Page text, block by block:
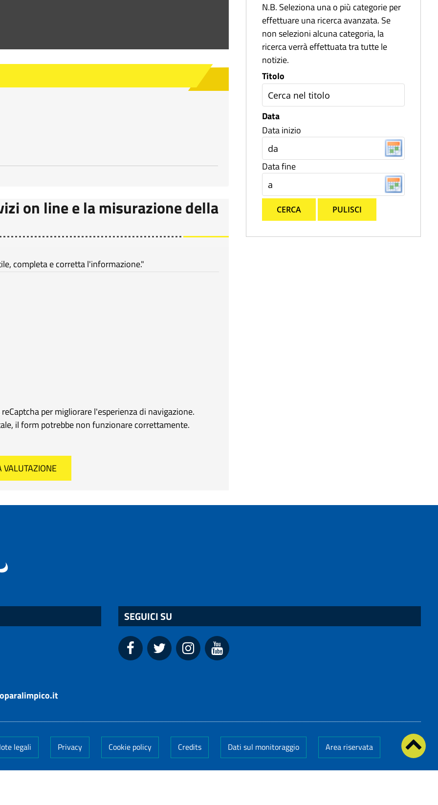
on line e la misurazione della
completa e corretta l'informazione."
per migliorare l'esperienza di navigazione.
il form potrebbe non funzionare correttamente.
N.B. Seleziona una o più categorie per
effettuare una ricerca avanzata. Se
non selezioni alcuna categoria, la
ricerca verrà effettuata tra tutte le
notizie.
Titolo
Data
Data inizio
Data fine
CERCA PULISCI
SEGUICI SU
legali Privacy Cookie policy Credits Dati sul monitoraggio Area riservata